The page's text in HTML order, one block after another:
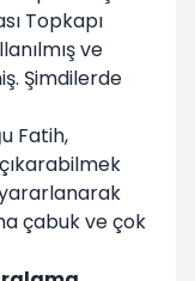
Topkapı
ve
Şimdilerde
Fatih,
çabuk ve çok